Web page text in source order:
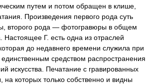
путем и потом обращен в клише,
Произведения первого рода суть
второго рода — фотогравюры в общем
Настоящее Г. есть одна из отраслей
до недавнего времени служила при
средством распространения
искусства. Печатание с гравированных
на которых только собственно и видны